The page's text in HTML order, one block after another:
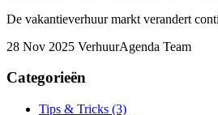
De vakantieverhuur markt verandert
28 Nov 2025 VerhuurAgenda Team
Categorieën
Tips & Tricks (3)